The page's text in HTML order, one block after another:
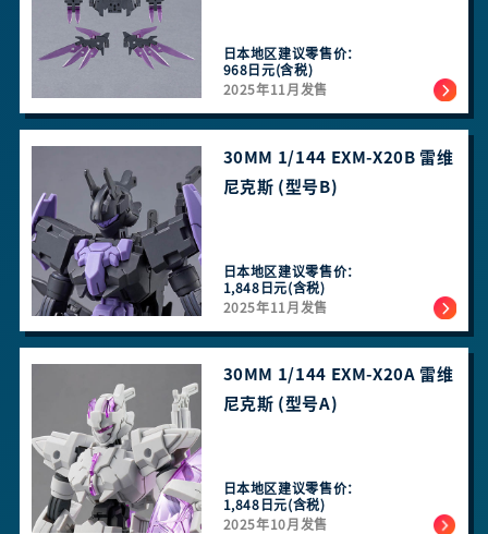
日本地区建议零售价：
968日元(含税)
2025年11月发售
30MM 1/144 EXM-X20B 雷维
尼克斯 (型号B)
日本地区建议零售价：
1,848日元(含税)
2025年11月发售
30MM 1/144 EXM-X20A 雷维
尼克斯 (型号A)
日本地区建议零售价：
1,848日元(含税)
2025年10月发售